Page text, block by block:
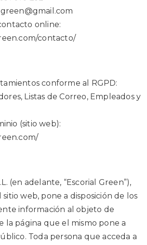
online:
contacto/
conforme al RGPD:
Listas de Correo, Empleados y
(sitio web):
(en adelante, “Escorial Green”),
web, pone a disposición de los
información al objeto de
la página que el mismo pone a
Toda persona que acceda a